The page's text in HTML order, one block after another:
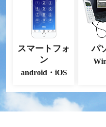
スマートフォ
ン
android・iOS
パ